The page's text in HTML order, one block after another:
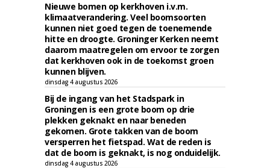
Nieuwe bomen op kerkhoven i.v.m.
klimaatverandering. Veel boomsoorten
kunnen niet goed tegen de toenemende
hitte en droogte. Groninger Kerken neemt
daarom maatregelen om ervoor te zorgen
dat kerkhoven ook in de toekomst groen
kunnen blijven.
dinsdag 4 augustus 2026
Bij de ingang van het Stadspark in
Groningen is een grote boom op drie
plekken geknakt en naar beneden
gekomen. Grote takken van de boom
versperren het fietspad. Wat de reden is
dat de boom is geknakt, is nog onduidelijk.
dinsdag 4 augustus 2026